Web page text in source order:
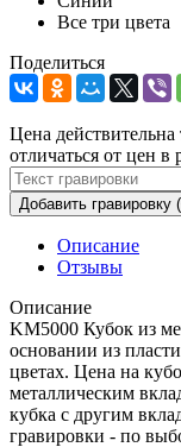
Все три цвета
Поделиться
Цена
отличаться от цен
Добавить гравировку
Описание
Отзывы
Описание
KM5000 Кубок из
основании из
цветах. Цена на
металлическим
кубка с другим
гравировки - по